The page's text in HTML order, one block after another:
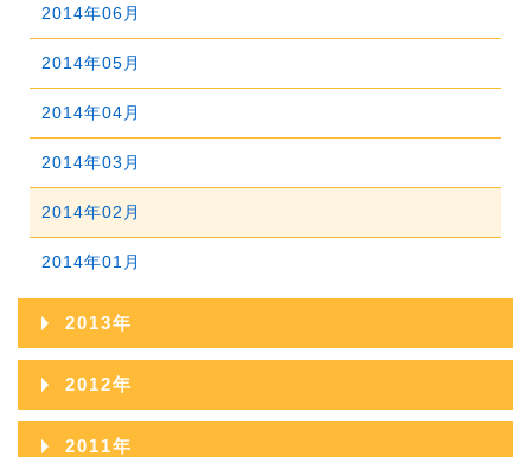
2018年01月
2017年02月
2017年01月
2016年03月
2016年02月
2016年01月
2014年06月
2014年05月
2014年04月
2014年03月
2014年02月
2014年01月
2013年
2013年12月
2013年11月
2012年
2012年12月
2011年